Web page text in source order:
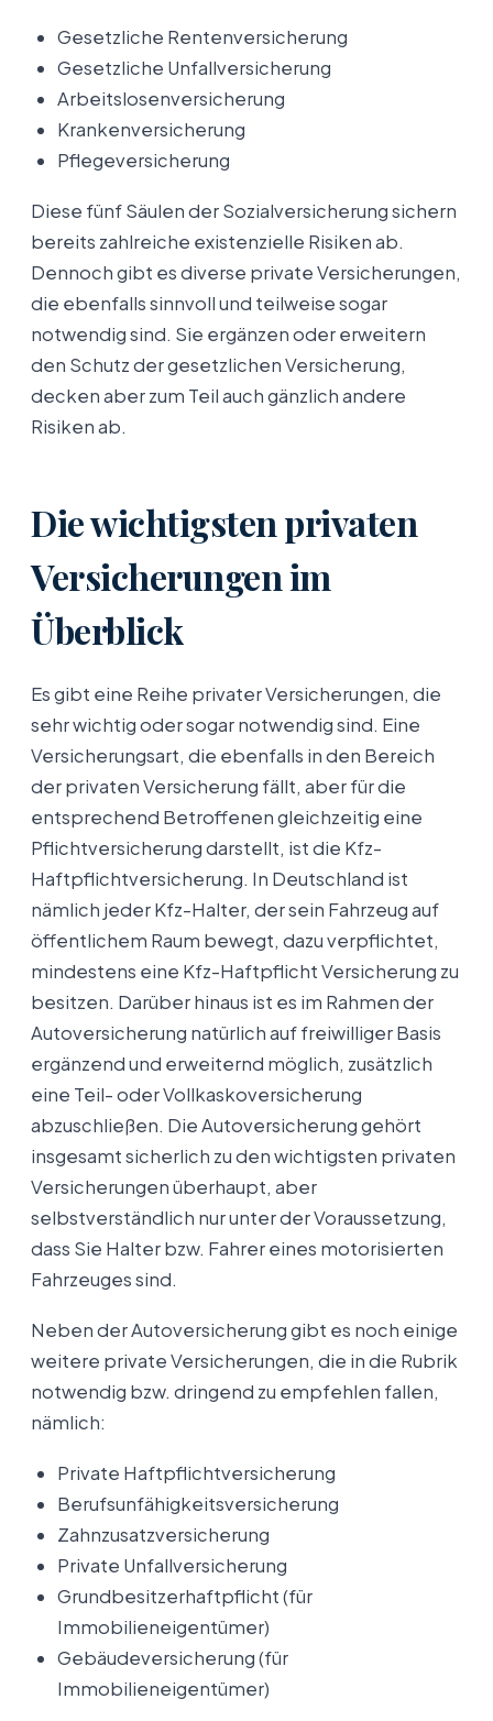
Gesetzliche Rentenversicherung
Gesetzliche Unfallversicherung
Arbeitslosenversicherung
Krankenversicherung
Pflegeversicherung
Diese fünf Säulen der Sozialversicherung sichern
bereits zahlreiche existenzielle Risiken ab.
Dennoch gibt es diverse private Versicherungen,
die ebenfalls sinnvoll und teilweise sogar
notwendig sind. Sie ergänzen oder erweitern
den Schutz der gesetzlichen Versicherung,
decken aber zum Teil auch gänzlich andere
Risiken ab.
Die wichtigsten privaten
Versicherungen im
Überblick
Es gibt eine Reihe privater Versicherungen, die
sehr wichtig oder sogar notwendig sind. Eine
Versicherungsart, die ebenfalls in den Bereich
der privaten Versicherung fällt, aber für die
entsprechend Betroffenen gleichzeitig eine
Pflichtversicherung darstellt, ist die Kfz-
Haftpflichtversicherung. In Deutschland ist
nämlich jeder Kfz-Halter, der sein Fahrzeug auf
öffentlichem Raum bewegt, dazu verpflichtet,
mindestens eine Kfz-Haftpflicht Versicherung zu
besitzen. Darüber hinaus ist es im Rahmen der
Autoversicherung natürlich auf freiwilliger Basis
ergänzend und erweiternd möglich, zusätzlich
eine Teil- oder Vollkaskoversicherung
abzuschließen. Die Autoversicherung gehört
insgesamt sicherlich zu den wichtigsten privaten
Versicherungen überhaupt, aber
selbstverständlich nur unter der Voraussetzung,
dass Sie Halter bzw. Fahrer eines motorisierten
Fahrzeuges sind.
Neben der Autoversicherung gibt es noch einige
weitere private Versicherungen, die in die Rubrik
notwendig bzw. dringend zu empfehlen fallen,
nämlich:
Private Haftpflichtversicherung
Berufsunfähigkeitsversicherung
Zahnzusatzversicherung
Private Unfallversicherung
Grundbesitzerhaftpflicht (für
Immobilieneigentümer)
Gebäudeversicherung (für
Immobilieneigentümer)